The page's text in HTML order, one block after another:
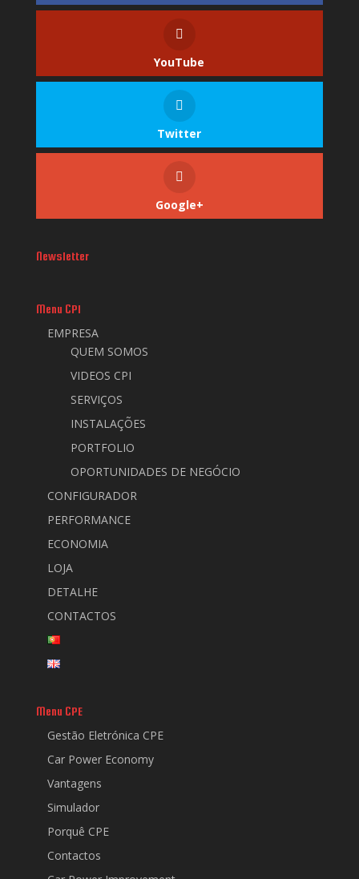
YouTube
Twitter
Google+
Newsletter
Menu CPI
EMPRESA
QUEM SOMOS
VIDEOS CPI
SERVIÇOS
INSTALAÇÕES
PORTFOLIO
OPORTUNIDADES DE NEGÓCIO
CONFIGURADOR
PERFORMANCE
ECONOMIA
LOJA
DETALHE
CONTACTOS
Menu CPE
Gestão Eletrónica CPE
Car Power Economy
Vantagens
Simulador
Porquê CPE
Contactos